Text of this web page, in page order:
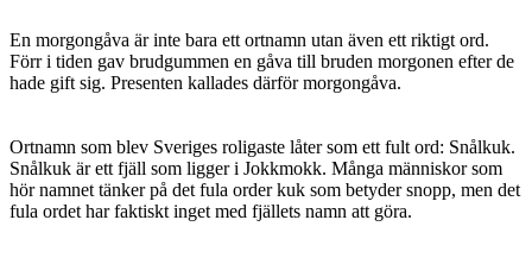
En morgongåva är inte bara ett ortnamn utan även ett riktigt ord.
Förr i tiden gav brudgummen en gåva till bruden morgonen efter de
hade gift sig. Presenten kallades därför morgongåva.
Ortnamn som blev Sveriges roligaste låter som ett fult ord: Snålkuk.
Snålkuk är ett fjäll som ligger i Jokkmokk. Många människor som
hör namnet tänker på det fula order kuk som betyder snopp, men det
fula ordet har faktiskt inget med fjällets namn att göra.